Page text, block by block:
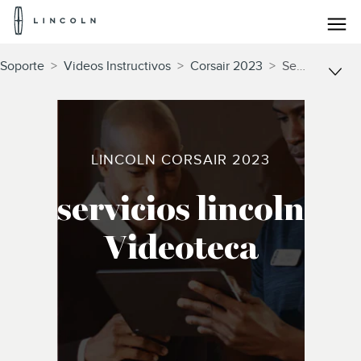
Saltar al contenido
Soporte > Videos Instructivos > Corsair 2023 > Servicios Lincoln
LINCOLN CORSAIR 2023
servicios lincoln
Videoteca